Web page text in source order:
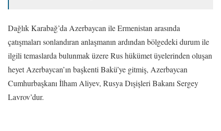
Dağlık Karabağ’da Azerbaycan ile Ermenistan arasında
çatışmaları sonlandıran anlaşmanın ardından bölgedeki durum ile
ilgili temaslarda bulunmak üzere Rus hükümet üyelerinden oluşan
heyet Azerbaycan’ın başkenti Bakü’ye gitmiş, Azerbaycan
Cumhurbaşkanı İlham Aliyev, Rusya Dışişleri Bakanı Sergey
Lavrov’dur.